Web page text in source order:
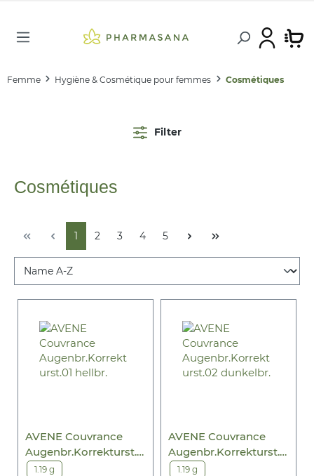
Femme Hygiène & Cosmétique pour femmes Cosmétiques
Filter
Cosmétiques
1 2 3 4 5
AVENE Couvrance
Augenbr.Korrekturst.0
1 hellbr.
1.19 g
AVENE Couvrance
Augenbr.Korrekturst.0
2 dunkelbr.
1.19 g